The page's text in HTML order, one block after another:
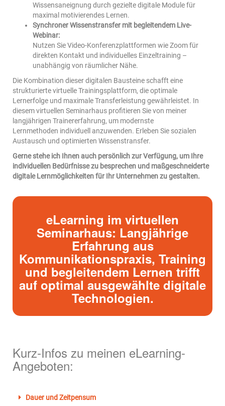
Wissensaneignung durch gezielte digitale Module für
maximal motivierendes Lernen.
Synchroner Wissenstransfer mit begleitendem Live-
Webinar:
Nutzen Sie Video-Konferenzplattformen wie Zoom für
direkten Kontakt und individuelles Einzeltraining –
unabhängig von räumlicher Nähe.
Die Kombination dieser digitalen Bausteine schafft eine
strukturierte virtuelle Trainingsplattform, die optimale
Lernerfolge und maximale Transferleistung gewährleistet. In
diesem virtuellen Seminarhaus profitieren Sie von meiner
langjährigen Trainererfahrung, um modernste
Lernmethoden individuell anzuwenden. Erleben Sie sozialen
Austausch und optimierten Wissenstransfer.
Gerne stehe ich Ihnen auch persönlich zur Verfügung, um Ihre
individuellen Bedürfnisse zu besprechen und maßgeschneiderte
digitale Lernmöglichkeiten für Ihr Unternehmen zu gestalten.
eLearning im virtuellen
Seminarhaus: Langjährige
Erfahrung aus
Kommunikationspraxis, Training
und begleitendem Lernen trifft
auf optimal ausgewählte digitale
Technologien.
Kurz-Infos zu meinen eLearning-
Angeboten:
Dauer und Zeitpensum